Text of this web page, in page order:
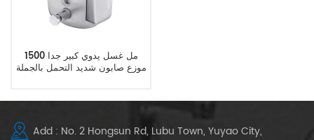
1500 مل غسل يدوي كبير جدا
موزع صابون شديد التحمل بالجملة
Add : No. 2 Hongsun Rd, Lubu Town, Yuyao City,